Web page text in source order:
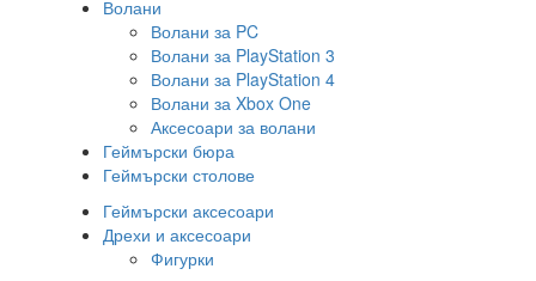
Волани
Волани за PC
Волани за PlayStation 3
Волани за PlayStation 4
Волани за Xbox One
Аксесоари за волани
Геймърски бюра
Геймърски столове
Геймърски аксесоари
Дрехи и аксесоари
Фигурки